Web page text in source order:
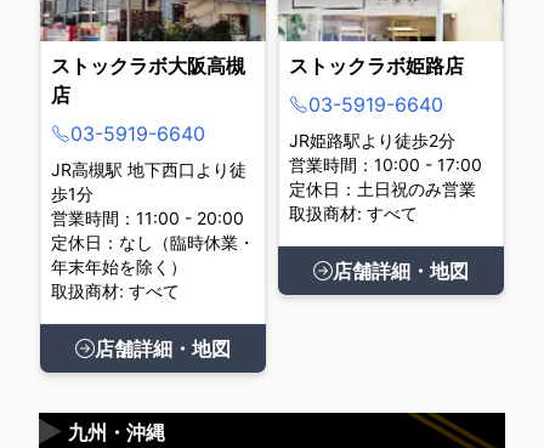
ストックラボ大阪高槻
店
03-5919-6640
JR高槻駅 地下西口より徒
歩1分
営業時間：11:00 - 20:00
定休日：なし（臨時休業・
年末年始を除く）
取扱商材: すべて
店舗詳細・地図
ストックラボ姫路店
03-5919-6640
JR姫路駅より徒歩2分
営業時間：10:00 - 17:00
定休日：土日祝のみ営業
取扱商材: すべて
店舗詳細・地図
九州・沖縄
▶